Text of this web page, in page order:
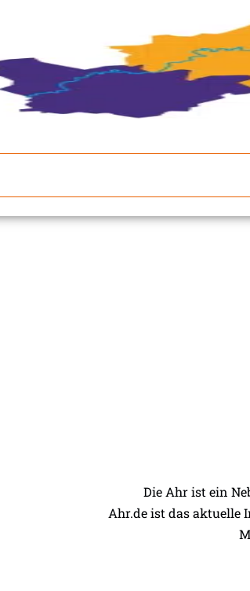
Die Ahr ist ein
Ahr.de ist das aktuelle